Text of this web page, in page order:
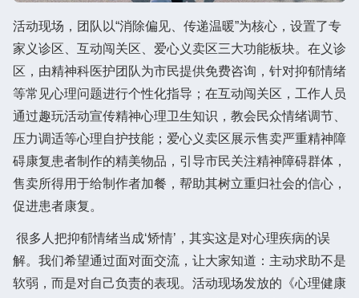
活动现场，团队以“消除偏见、传递温暖”为核心，设置了专
家义诊区、互动闯关区、爱心义卖区三大功能板块。在义诊
区，由精神科医护团队为市民提供免费咨询，针对抑郁情绪
等常见心理问题进行个性化指导；在互动闯关区，工作人员
通过趣玩活动宣传精神心理卫生知识，教会民众情绪调节、
压力调适等心理自护技能；爱心义卖区展示售卖严重精神障
碍康复患者制作的精美物品，引导市民关注精神障碍群体，
售卖所得用于给制作者加餐，帮助其树立重归社会的信心，
促进患者康复。
很多人把抑郁情绪当成‘矫情’，其实这是对心理疾病的误
解。我们希望通过面对面交流，让大家知道：主动求助不是
软弱，而是对自己负责的表现。活动现场发放的《心理健康